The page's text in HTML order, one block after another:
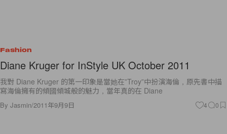
Fashion
Diane Kruger for InStyle UK October 2011
我對 Diane Kruger 的第一印象是當她在”Troy”中扮演海倫，原先書中描
寫海倫擁有的傾國傾城般的魅力，當年真的在 Diane
By Jasmin/2011年9月9日 4 0